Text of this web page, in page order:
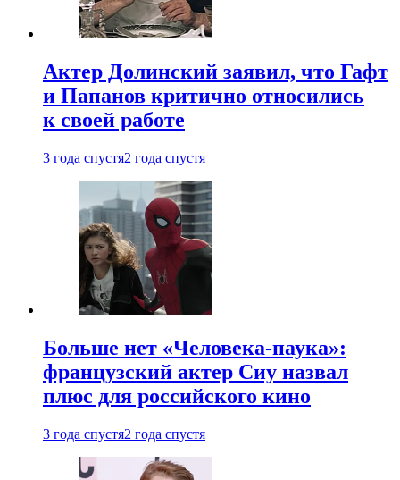
Актер Долинский заявил, что Гафт
и Папанов критично относились
к своей работе
3 года спустя2 года спустя
Больше нет «Человека-паука»:
французский актер Сиу назвал
плюс для российского кино
3 года спустя2 года спустя